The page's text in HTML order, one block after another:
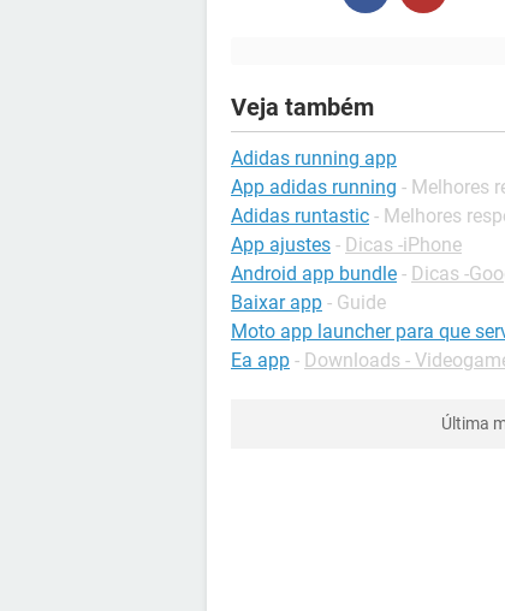
Veja também
Adidas running app
App adidas running - Melhores
Adidas runtastic - Melhores
App ajustes - Dicas -iPhone
Android app bundle - Dicas -
Baixar app - Guide
Moto app launcher para que
Ea app - Downloads -
Última